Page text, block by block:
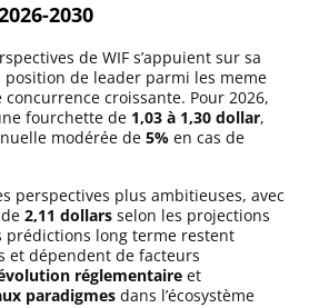
2030
de WIF s’appuient sur sa
de leader parmi les meme
croissante. Pour 2026,
fourchette de 1,03 à 1,30 dollar,
modérée de 5% en cas de
perspectives plus ambitieuses, avec
2,11 dollars selon les projections
prédictions long terme restent
et dépendent de facteurs
réglementaire et
paradigmes dans l’écosystème